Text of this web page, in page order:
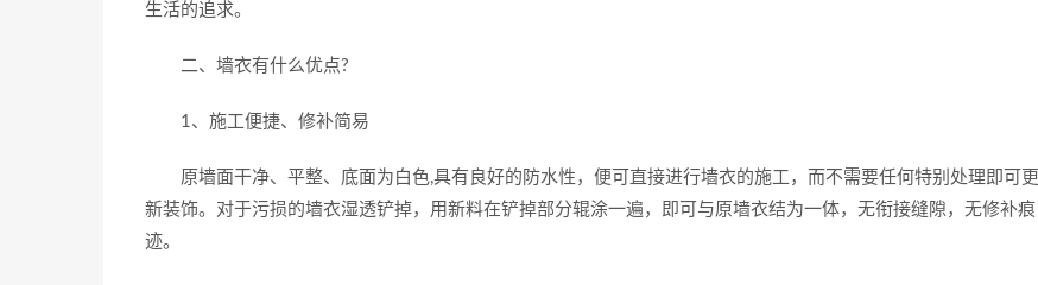
生活的追求。
二、墙衣有什么优点?
1、施工便捷、修补简易
原墙面干净、平整、底面为白色,具有良好的防水性，便可直接进行墙衣的施工，而不需要任何特别处理即可更
新装饰。对于污损的墙衣湿透铲掉，用新料在铲掉部分辊涂一遍，即可与原墙衣结为一体，无衔接缝隙，无修补痕
迹。